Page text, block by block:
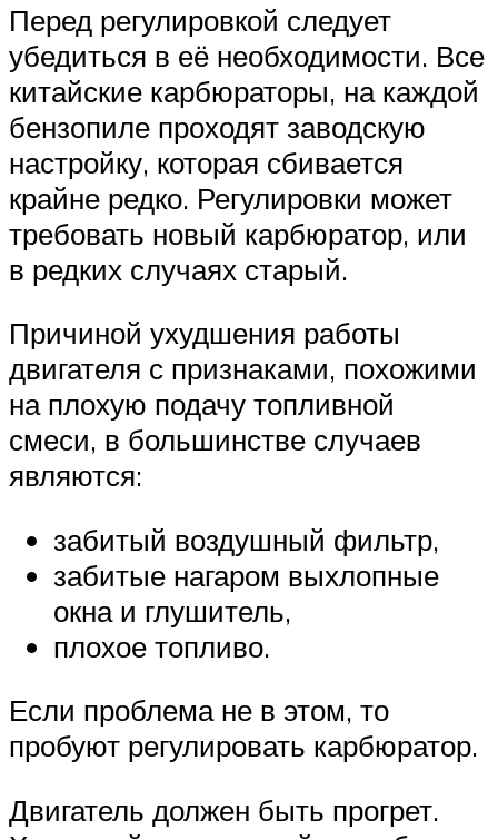
Перед регулировкой следует
убедиться в её необходимости. Все
китайские карбюраторы, на каждой
бензопиле проходят заводскую
настройку, которая сбивается
крайне редко. Регулировки может
требовать новый карбюратор, или
в редких случаях старый.
Причиной ухудшения работы
двигателя с признаками, похожими
на плохую подачу топливной
смеси, в большинстве случаев
являются:
забитый воздушный фильтр,
забитые нагаром выхлопные
окна и глушитель,
плохое топливо.
Если проблема не в этом, то
пробуют регулировать карбюратор.
Двигатель должен быть прогрет.